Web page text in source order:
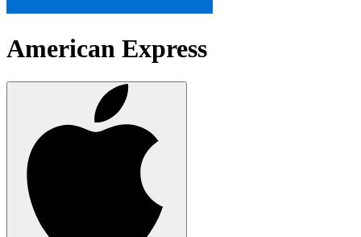
American Express